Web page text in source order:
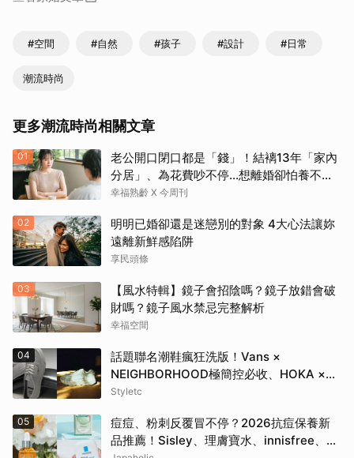
#空間 #自然 #孩子 #設計 #日常
潮流時尚
更多潮流時尚相關文章
01
老公開口閉口都是「錢」！結褵13年「家內
分居」、為花費吵不停…想離婚卻怕養不活
自己：還要忍3年？
幸福熟齡 X 今周刊
02
明明已婚卻還是迷戀別的對象 4大心法讓妳
遠離新鮮感陷阱
享民頭條
03
【風水特輯】鏡子會招陰嗎？鏡子放錯會破
財嗎？鏡子風水禁忌完整解析
幸福空間
04
話題聯名潮鞋瘋狂洗版！Vans ×
NEIGHBORHOOD極簡控必收、HOKA ×
BEAMS根本穿上腳的藝術品
Styletc
05
痘痘、粉刺反覆冒不停？2026抗痘保養新
品推薦！Sisley、理膚寶水、innisfree、